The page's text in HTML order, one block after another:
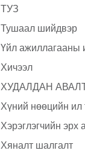
ТУЗ
Тушаал шийдвэр
Үйл ажиллагааны
Хичээл
ХУДАЛДАН
Хүний нөөцийн ил
Хэрэглэгчийн эрх
Хяналт шалгалт